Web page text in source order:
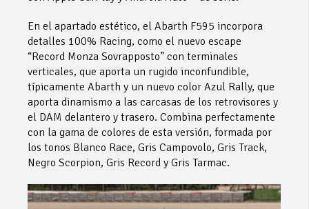
En el apartado estético, el Abarth F595 incorpora
detalles 100% Racing, como el nuevo escape
“Record Monza Sovrapposto” con terminales
verticales, que aporta un rugido inconfundible,
típicamente Abarth y un nuevo color Azul Rally, que
aporta dinamismo a las carcasas de los retrovisores y
el DAM delantero y trasero. Combina perfectamente
con la gama de colores de esta versión, formada por
los tonos Blanco Race, Gris Campovolo, Gris Track,
Negro Scorpion, Gris Record y Gris Tarmac.